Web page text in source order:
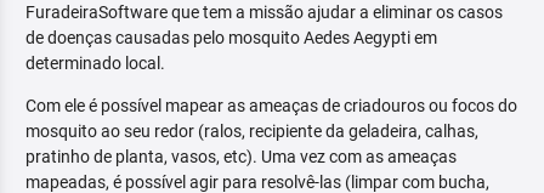
FuradeiraSoftware que tem a missão ajudar a eliminar os casos
de doenças causadas pelo mosquito Aedes Aegypti em
determinado local.
Com ele é possível mapear as ameaças de criadouros ou focos do
mosquito ao seu redor (ralos, recipiente da geladeira, calhas,
pratinho de planta, vasos, etc). Uma vez com as ameaças
mapeadas, é possível agir para resolvê-las (limpar com bucha,